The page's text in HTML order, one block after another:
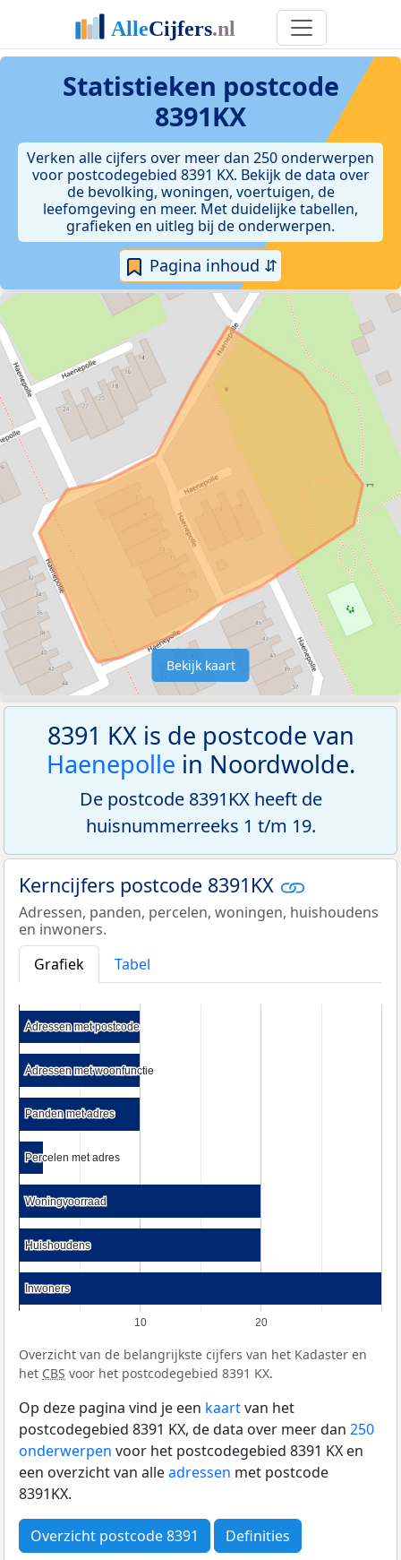
Statistieken postcode
8391KX
Verken alle cijfers over meer dan 250 onderwerpen
voor postcodegebied 8391 KX. Bekijk de data over
de bevolking, woningen, voertuigen, de
leefomgeving en meer. Met duidelijke tabellen,
grafieken en uitleg bij de onderwerpen.
Pagina inhoud ⇵
Bekijk kaart
8391 KX is de postcode van
Haenepolle in Noordwolde.
De postcode 8391KX heeft de
huisnummerreeks 1 t/m 19.
Kerncijfers postcode 8391KX
Adressen, panden, percelen, woningen, huishoudens
en inwoners.
Grafiek
Tabel
10 20
Adressen met postcode
Adressen met postcode
Adressen met woonfunctie
Adressen met woonfunctie
Panden met adres
Panden met adres
Percelen met adres
Percelen met adres
Woningvoorraad
Woningvoorraad
Huishoudens
Huishoudens
Inwoners
Inwoners
Overzicht van de belangrijkste cijfers van het Kadaster en
het CBS voor het postcodegebied 8391 KX.
Op deze pagina vind je een kaartvan het
postcodegebied 8391 KX, de data over meer dan 250
onderwerpen voor het postcodegebied 8391 KX en
een overzicht van alleadressen met postcode
8391KX.
Overzicht postcode 8391 Definities